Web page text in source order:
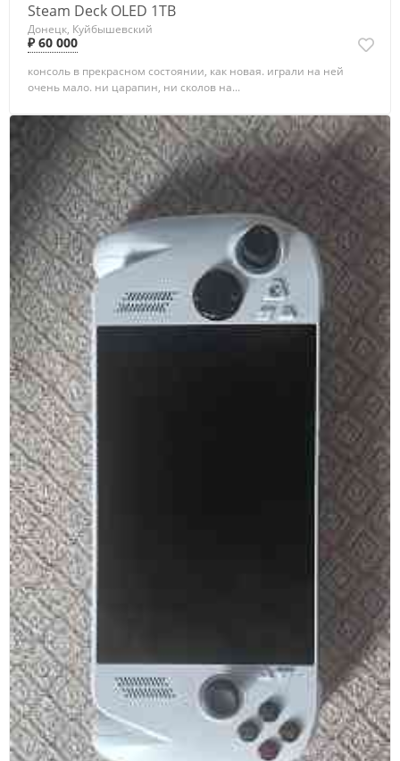
Steam Deck OLED 1TB
Донецк, Куйбышевский
₽ 60 000
консоль в прекрасном состоянии, как новая. играли на ней
очень мало. ни царапин, ни сколов на...